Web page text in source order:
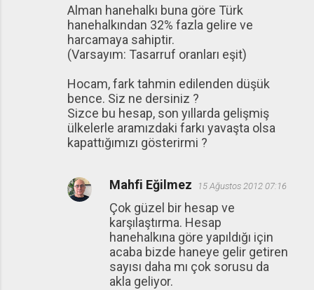
Alman hanehalkı buna göre Türk
hanehalkından 32% fazla gelire ve
harcamaya sahiptir.
(Varsayım: Tasarruf oranları eşit)
Hocam, fark tahmin edilenden düşük
bence. Siz ne dersiniz ?
Sizce bu hesap, son yıllarda gelişmiş
ülkelerle aramızdaki farkı yavaşta olsa
kapattığımızı gösterirmi ?
Mahfi Eğilmez 15 Ağustos 2012 07:16
Çok güzel bir hesap ve
karşılaştırma. Hesap
hanehalkına göre yapıldığı için
acaba bizde haneye gelir getiren
sayısı daha mı çok sorusu da
akla geliyor.